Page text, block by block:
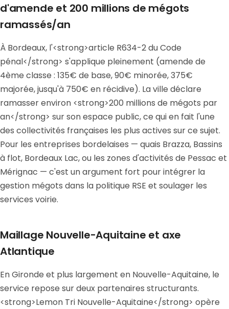
d'amende et 200 millions de mégots
ramassés/an
À Bordeaux, l'<strong>article R634-2 du Code
pénal</strong> s'applique pleinement (amende de
4ème classe : 135€ de base, 90€ minorée, 375€
majorée, jusqu'à 750€ en récidive). La ville déclare
ramasser environ <strong>200 millions de mégots par
an</strong> sur son espace public, ce qui en fait l'une
des collectivités françaises les plus actives sur ce sujet.
Pour les entreprises bordelaises — quais Brazza, Bassins
à flot, Bordeaux Lac, ou les zones d'activités de Pessac et
Mérignac — c'est un argument fort pour intégrer la
gestion mégots dans la politique RSE et soulager les
services voirie.
Maillage Nouvelle-Aquitaine et axe
Atlantique
En Gironde et plus largement en Nouvelle-Aquitaine, le
service repose sur deux partenaires structurants.
<strong>Lemon Tri Nouvelle-Aquitaine</strong> opère